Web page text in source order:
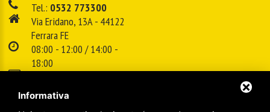
Tel.: 0532 773300
Via Eridano, 13A - 44122
Ferrara FE
08:00 - 12:00 / 14:00 -
18:00
info@cspsrl.biz
Informativa